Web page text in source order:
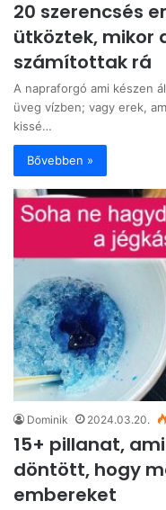
20 szerencsés
ütköztek, mikor
számítottak rá
A napraforgó ami készen
üveg vízben; vagy erek,
kissé…
Bővebben »
Dominik 2024.03.20.
15+ pillanat,
döntött, hogy
embereket